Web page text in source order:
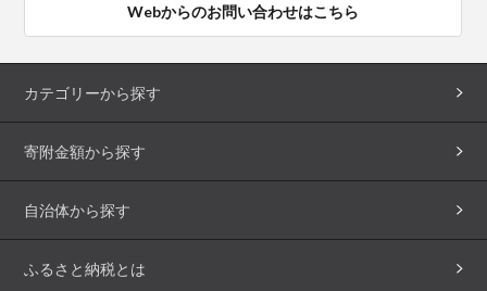
Webからのお問い合わせはこちら
カテゴリーから探す
寄附金額から探す
自治体から探す
ふるさと納税とは